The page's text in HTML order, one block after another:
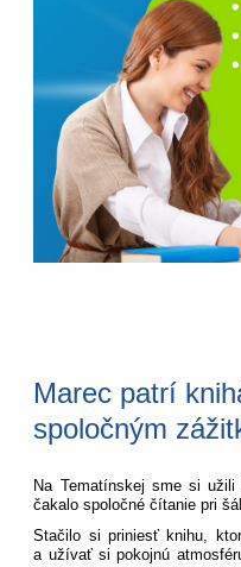
Marec patrí
spoločným
Na Tematínskej sme si užili
čakalo spoločné čítanie pri
Stačilo si priniesť knihu,
a užívať si pokojnú